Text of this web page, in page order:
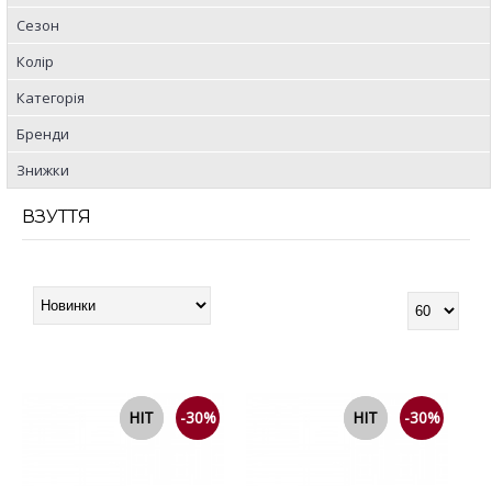
Сезон
Колір
Категорія
Бренди
Знижки
ВЗУТТЯ
-30%
HIT
NEW -30%
HIT
NEW